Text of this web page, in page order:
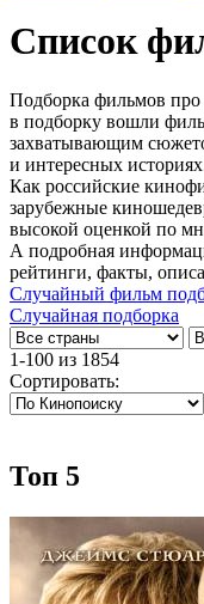
Список
Подборка фильмов про
в подборку вошли
захватывающим
и интересных
Как российские
зарубежные
высокой оценкой по
А подробная
рейтинги, факты,
Случайный фильм
Случайная подборка
1-100 из 1854
Сортировать:
Топ 5